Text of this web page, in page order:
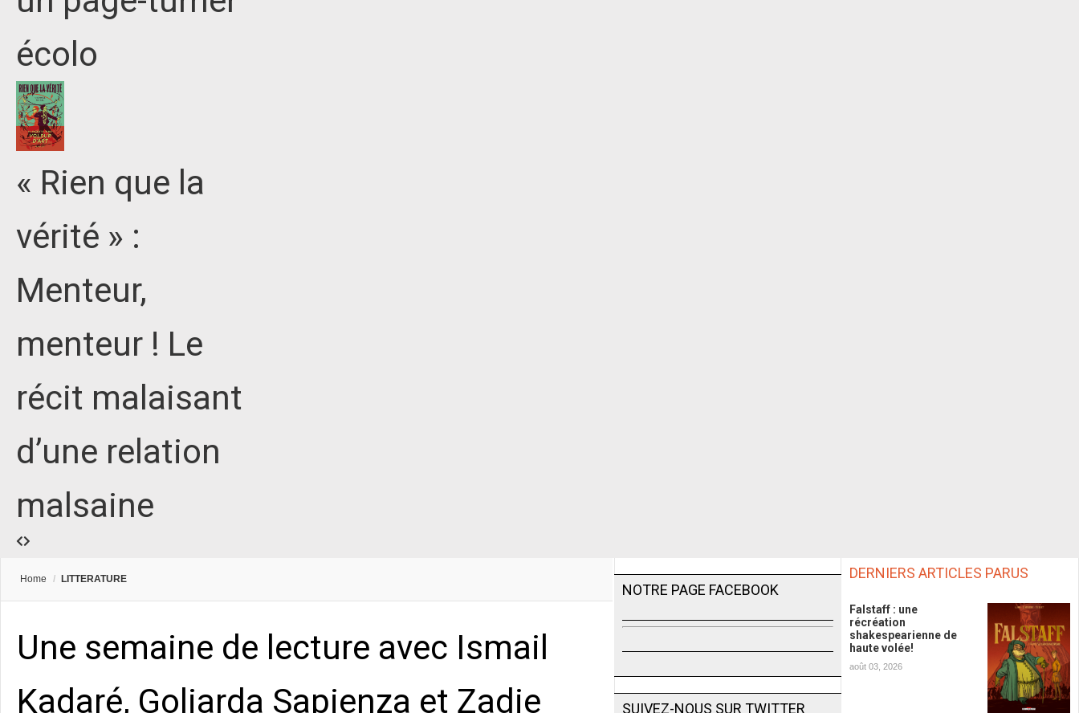
écolo
« Rien que la
vérité » :
Menteur,
menteur ! Le
récit malaisant
d’une relation
malsaine
Home / LITTERATURE
Une semaine de lecture avec Ismail
Kadaré, Goliarda Sapienza et Zadie
NOTRE PAGE FACEBOOK
SUIVEZ-NOUS SUR TWITTER
DERNIERS ARTICLES PARUS
Falstaff : une
récréation
shakespearienne de
haute volée!
août 03, 2026